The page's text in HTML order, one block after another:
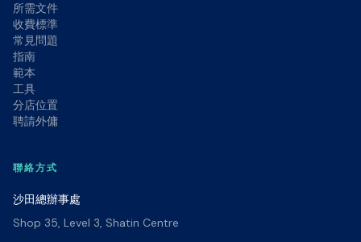
所需文件
收費標準
常見問題
指南
範本
工具
分店位置
聘請外傭
聯絡方式
沙田總辦事處
Shop 35, Level 3, Shatin Centre